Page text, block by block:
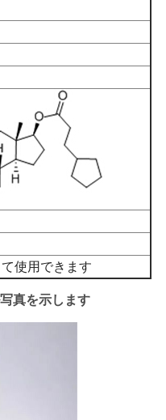
使用できます
真を示します